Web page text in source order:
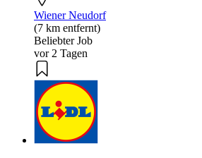
Wiener Neudorf
(7 km entfernt)
Beliebter Job
vor 2 Tagen